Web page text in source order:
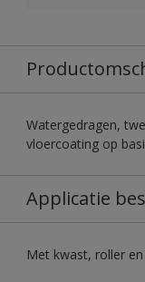
Watergedragen,
vloercoating op
Applicatie
Met kwast, roller